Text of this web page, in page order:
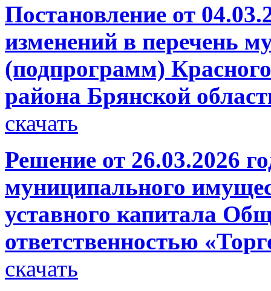
Постановление от
изменений в перечень
(подпрограмм)
района Брянской
скачать
Решение от 26.03.2026
муниципального
уставного капитала
ответственностью
скачать